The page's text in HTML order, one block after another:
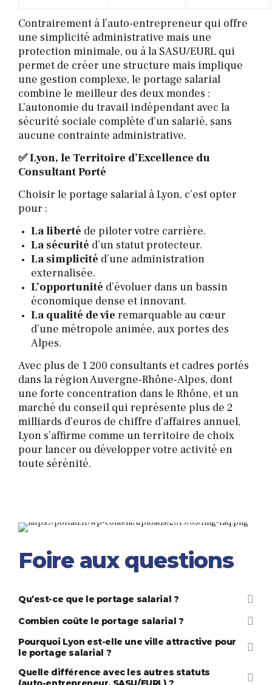
Contrairement à l’auto-entrepreneur qui offre
une simplicité administrative mais une
protection minimale, ou à la SASU/EURL qui
permet de créer une structure mais implique
une gestion complexe, le portage salarial
combine le meilleur des deux mondes :
L’autonomie du travail indépendant avec la
sécurité sociale complète d’un salarié, sans
aucune contrainte administrative.
✅ Lyon, le Territoire d’Excellence du
Consultant Porté
Choisir le portage salarial à Lyon, c’est opter
pour :
La liberté de piloter votre carrière.
La sécurité d’un statut protecteur.
La simplicité d’une administration
externalisée.
L’opportunité d’évoluer dans un bassin
économique dense et innovant.
La qualité de vie remarquable au cœur
d’une métropole animée, aux portes des
Alpes.
Avec plus de 1 200 consultants et cadres portés
dans la région Auvergne-Rhône-Alpes, dont
une forte concentration dans le Rhône, et un
marché du conseil qui représente plus de 2
milliards d’euros de chiffre d’affaires annuel,
Lyon s’affirme comme un territoire de choix
pour lancer ou développer votre activité en
toute sérénité.
Foire aux questions
Qu’est-ce que le portage salarial ?
C’est une formule qui vous permet d’exercer en
autonomie (choix des missions, tarifs) tout en
bénéficiant du statut de salarié. La société de
portage gère toute l’administration et vous
verse un salaire sécurisé.
Combien coûte le portage salarial ?
Les frais de gestion représentent entre 4 et
10% de votre chiffre d’affaires facturé et
couvrent l’ensemble des services : gestion
administrative, accompagnement, formations et
Pourquoi Lyon est-elle une ville attractive pour
le portage salarial ?
Lyon, 3ème pôle économique français, compte
Quelle différence avec les autres statuts